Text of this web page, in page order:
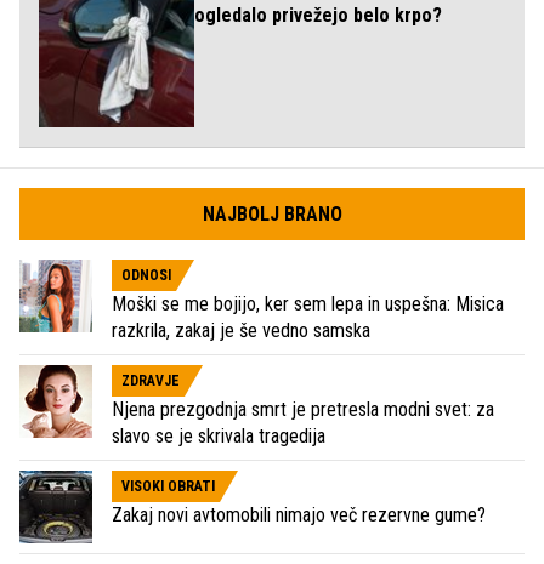
ogledalo privežejo belo krpo?
NAJBOLJ BRANO
ODNOSI
Moški se me bojijo, ker sem lepa in uspešna: Misica
razkrila, zakaj je še vedno samska
ZDRAVJE
Njena prezgodnja smrt je pretresla modni svet: za
slavo se je skrivala tragedija
VISOKI OBRATI
Zakaj novi avtomobili nimajo več rezervne gume?